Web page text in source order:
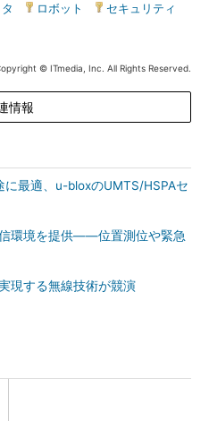
ロボット セキュリティ
© ITmedia, Inc. All Rights Reserved.
情報
に最適、u-bloxのUMTS/HSPAセ
環境を提供――位置測位や緊急
現する無線技術が競演